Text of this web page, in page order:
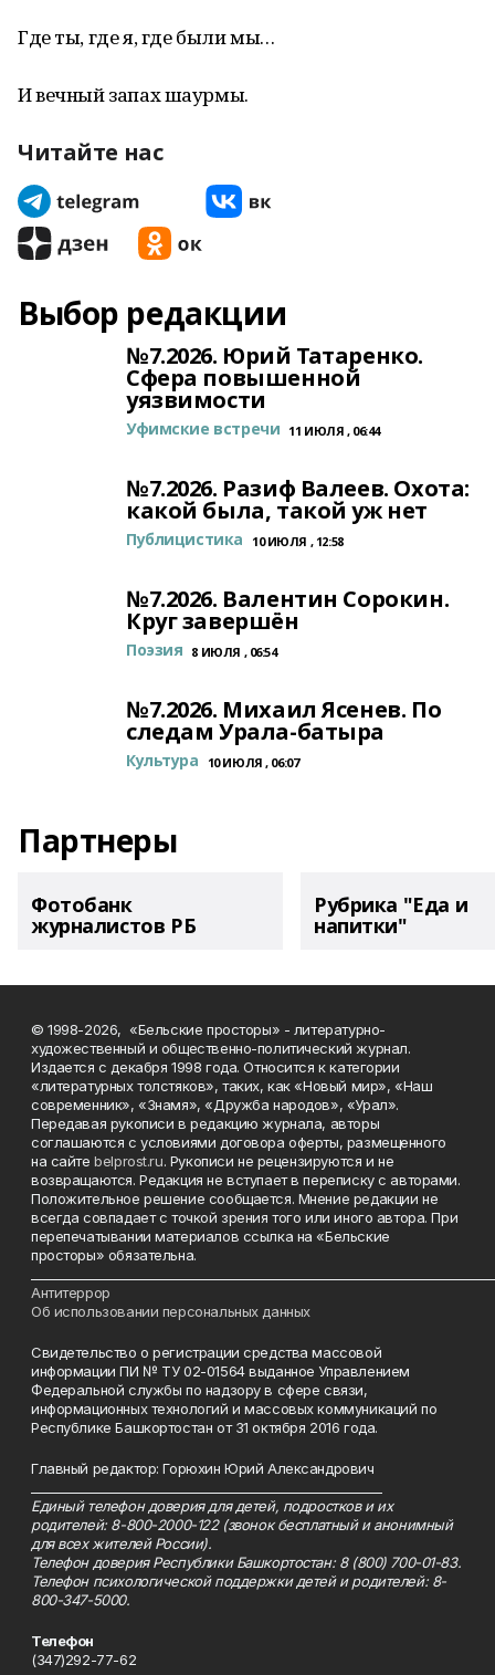
Где ты, где я, где были мы…
И вечный запах шаурмы.
Читайте нас
Выбор редакции
№7.2026. Юрий Татаренко.
Сфера повышенной
уязвимости
Уфимские встречи 11 ИЮЛЯ , 06:44
№7.2026. Разиф Валеев. Охота:
какой была, такой уж нет
Публицистика 10 ИЮЛЯ , 12:58
№7.2026. Валентин Сорокин.
Круг завершён
Поэзия 8 ИЮЛЯ , 06:54
№7.2026. Михаил Ясенев. По
следам Урала-батыра
Культура 10 ИЮЛЯ , 06:07
Партнеры
Фотобанк
журналистов РБ
Рубрика "Еда и
напитки"
© 1998-2026, «Бельские просторы» - литературно-
художественный и общественно-политический журнал.
Издается с декабря 1998 года. Относится к категории
«литературных толстяков», таких, как «Новый мир», «Наш
современник», «Знамя», «Дружба народов», «Урал».
Передавая рукописи в редакцию журнала, авторы
соглашаются с условиями договора оферты, размещенного
на сайтеbelprost.ru. Рукописи не рецензируются и не
возвращаются. Редакция не вступает в переписку с авторами.
Положительное решение сообщается. Мнение редакции не
всегда совпадает с точкой зрения того или иного автора. При
перепечатывании материалов ссылка на «Бельские
просторы» обязательна.
Антитеррор
Об использовании персональных данных
Свидетельство о регистрации средства массовой
информации ПИ № ТУ 02-01564 выданное Управлением
Федеральной службы по надзору в сфере связи,
информационных технологий и массовых коммуникаций по
Республике Башкортостан от 31 октября 2016 года.
Главный редактор: Горюхин Юрий Александрович
Единый телефон доверия для детей, подростков и их
родителей: 8-800-2000-122 (звонок бесплатный и анонимный
для всех жителей России).
Телефон доверия Республики Башкортостан: 8 (800) 700-01-83.
Телефон психологической поддержки детей и родителей: 8-
800-347-5000.
Телефон
(347)292-77-62